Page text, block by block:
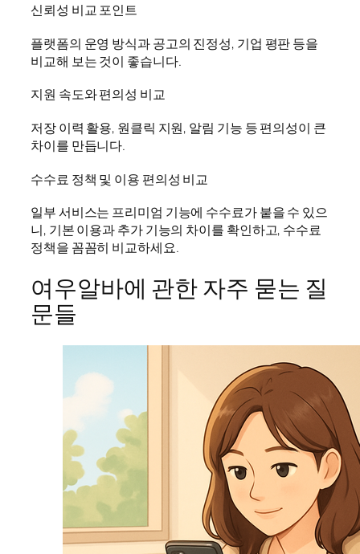
신뢰성 비교 포인트
플랫폼의 운영 방식과 공고의 진정성, 기업 평판 등을
비교해 보는 것이 좋습니다.
지원 속도와 편의성 비교
저장 이력 활용, 원클릭 지원, 알림 기능 등 편의성이 큰
차이를 만듭니다.
수수료 정책 및 이용 편의성 비교
일부 서비스는 프리미엄 기능에 수수료가 붙을 수 있으
니, 기본 이용과 추가 기능의 차이를 확인하고, 수수료
정책을 꼼꼼히 비교하세요.
여우알바에 관한 자주 묻는 질
문들